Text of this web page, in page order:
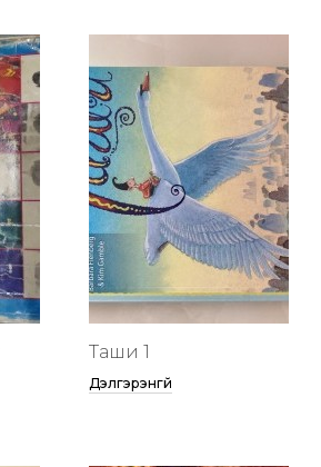
Таши 1
Дэлгэрэнгүй